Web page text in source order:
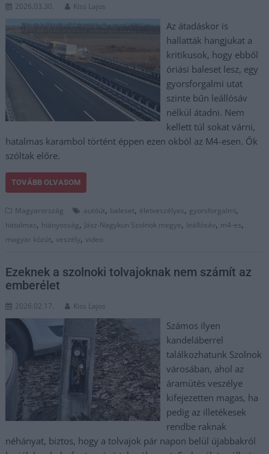
2026.03.30. Kiss Lajos
Az átadáskor is
hallatták hangjukat a
kritikusok, hogy ebből
óriási baleset lesz, egy
gyorsforgalmi utat
szinte bűn leállósáv
nélkül átadni. Nem
kellett túl sokat várni,
hatalmas karambol történt éppen ezen okból az M4-esen. Ők
szóltak előre.
TOVÁBB OLVASOM
Magyarország autóút, baleset, életveszélyes, gyorsforgalmi,
hatalmas, hiányosság, Jász-Nagykun Szolnok megye, leállósáv, m4-es,
magyar közút,veszély,video
Ezeknek a szolnoki tolvajoknak nem számít az
emberélet
2026.02.17. Kiss Lajos
Számos ilyen
kandeláberrel
találkozhatunk Szolnok
városában, ahol az
áramütés veszélye
kifejezetten magas, ha
pedig az illetékesek
rendbe raknak
néhányat, biztos, hogy a tolvajok pár napon belül újabbakról